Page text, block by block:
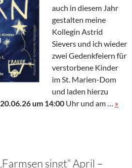
auch in diesem Jahr
gestalten meine
Kollegin Astrid
Sievers und ich wieder
zwei Gedenkfeiern für
verstorbene Kinder
im St. Marien-Dom
und laden hierzu
um 14:00 Uhr und am … »
singt“ April –